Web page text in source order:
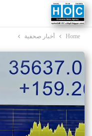
Home أخبار صحفية